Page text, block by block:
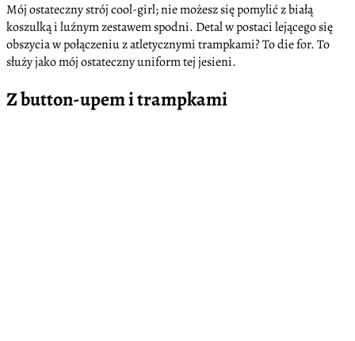
Mój ostateczny strój cool-girl; nie możesz się pomylić z białą
koszulką i luźnym zestawem spodni. Detal w postaci lejącego się
obszycia w połączeniu z atletycznymi trampkami? To die for. To
służy jako mój ostateczny uniform tej jesieni.
Z button-upem i trampkami